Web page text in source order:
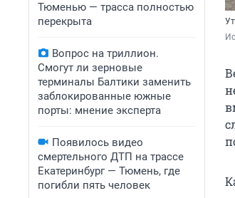
Тюменью — трасса полностью
перекрыта
Вопрос на триллион.
Смогут ли зерновые
терминалы Балтики заменить
заблокированные южные
порты: мнение эксперта
Появилось видео
смертельного ДТП на трассе
Екатеринбург — Тюмень, где
погибли пять человек